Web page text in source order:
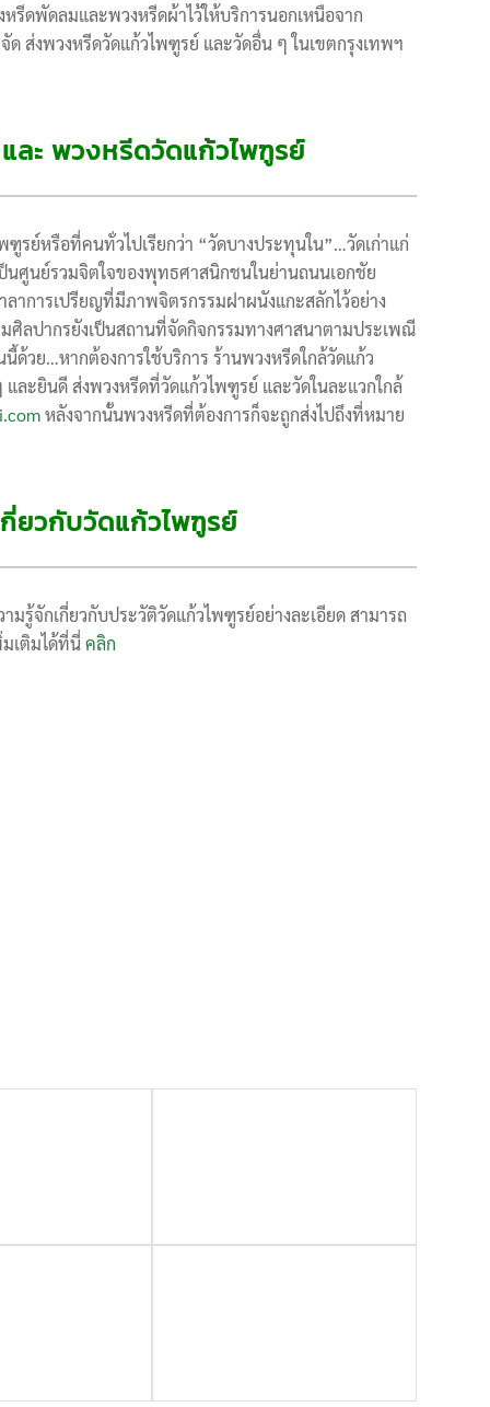
รีดพัดลมและพวงหรีดผ้าไว้ให้บริการนอกเหนือจาก
ส่งพวงหรีดวัดแก้วไพฑูรย์ และวัดอื่น ๆ ในเขตกรุงเทพฯ
ละ พวงหรีดวัดแก้วไพฑูรย์
รย์หรือที่คนทั่วไปเรียกว่า “วัดบางประทุนใน”…วัดเก่าแก่
ศูนย์รวมจิตใจของพุทธศาสนิกชนในย่านถนนเอกชัย
าการเปรียญที่มีภาพจิตรกรรมฝาผนังแกะสลักไว้อย่าง
ศิลปากรยังเป็นสถานที่จัดกิจกรรมทางศาสนาตามประเพณี
ย…หากต้องการใช้บริการ ร้านพวงหรีดใกล้วัดแก้ว
ะยินดี ส่งพวงหรีดที่วัดแก้วไพฑูรย์ และวัดในละแวกใกล้
หลังจากนั้นพวงหรีดที่ต้องการก็จะถูกส่งไปถึงที่หมาย
ยวกับวัดแก้วไพฑูรย์
รู้จักเกี่ยวกับประวัติวัดแก้วไพฑูรย์อย่างละเอียด สามารถ
เติมได้ที่นี่คลิก